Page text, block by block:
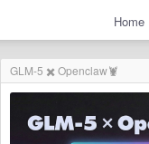
Home
GLM-5 ✖️ Openclaw🦞